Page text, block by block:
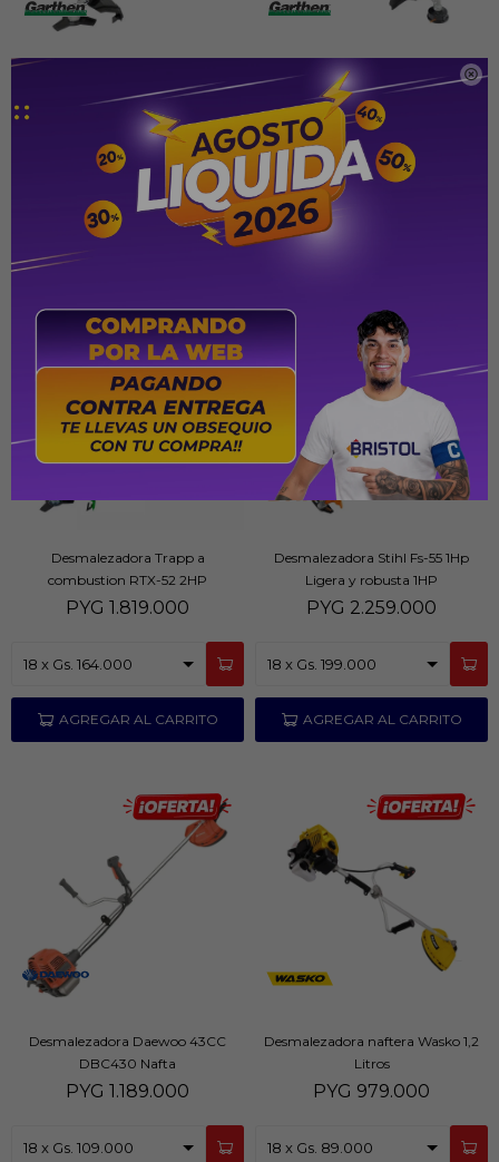

CG 5500W
1.469.000
Desmalezadora Garthen
Multifuncional CGM-4500
PYG 2.269.000
Desmalezadora Trapp a
combustion RTX-52 2HP
PYG 1.819.000
Desmalezadora Stihl Fs-55 1Hp
Ligera y robusta 1HP
PYG 2.259.000
Desmalezadora Daewoo 43CC
DBC430 Nafta
PYG 1.189.000
Desmalezadora naftera Wasko 1,2
Litros
PYG 979.000